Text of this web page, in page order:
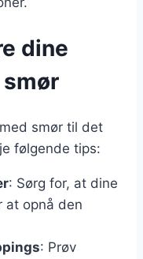
dine
smør til det
følgende tips:
: Sørg for, at dine
at opnå den
: Prøv